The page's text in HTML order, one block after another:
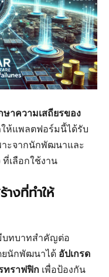
าความเสถียรของ
ให้แพลตฟอร์มนี้ได้รับ
ะจากนักพัฒนาและ
ที่เลือกใช้งาน
างที่ทำให้
บทบาทสำคัญต่อ
ยนักพัฒนาได้ อัปเกรด
ทราฟฟิก เพื่อป้องกัน